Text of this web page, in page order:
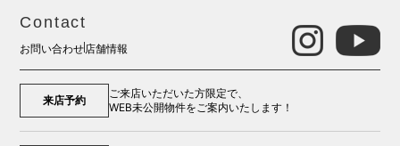
Contact
お問い合わせ 店舗情報
来店予約
ご来店いただいた方限定で、
WEB未公開物件をご案内いたします！